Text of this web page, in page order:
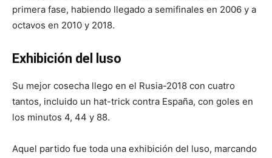
primera fase, habiendo llegado a semifinales en 2006 y a
octavos en 2010 y 2018.
Exhibición del luso
Su mejor cosecha llego en el Rusia-2018 con cuatro
tantos, incluido un hat-trick contra España, con goles en
los minutos 4, 44 y 88.
Aquel partido fue toda una exhibición del luso, marcando